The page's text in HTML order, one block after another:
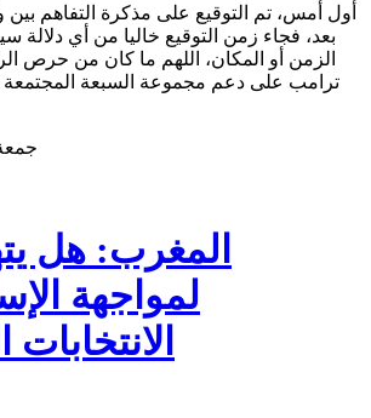
أول أمس، تم التوقيع على مذكرة التفاهم
بعد، فجاء زمن التوقيع خاليا من أي دلالة
الزمن أو المكان، اللهم ما كان من حرص
ترامب على دعم مجموعة السبعة
جمعة, 19/06/2026
المغرب: هل
لمواجهة